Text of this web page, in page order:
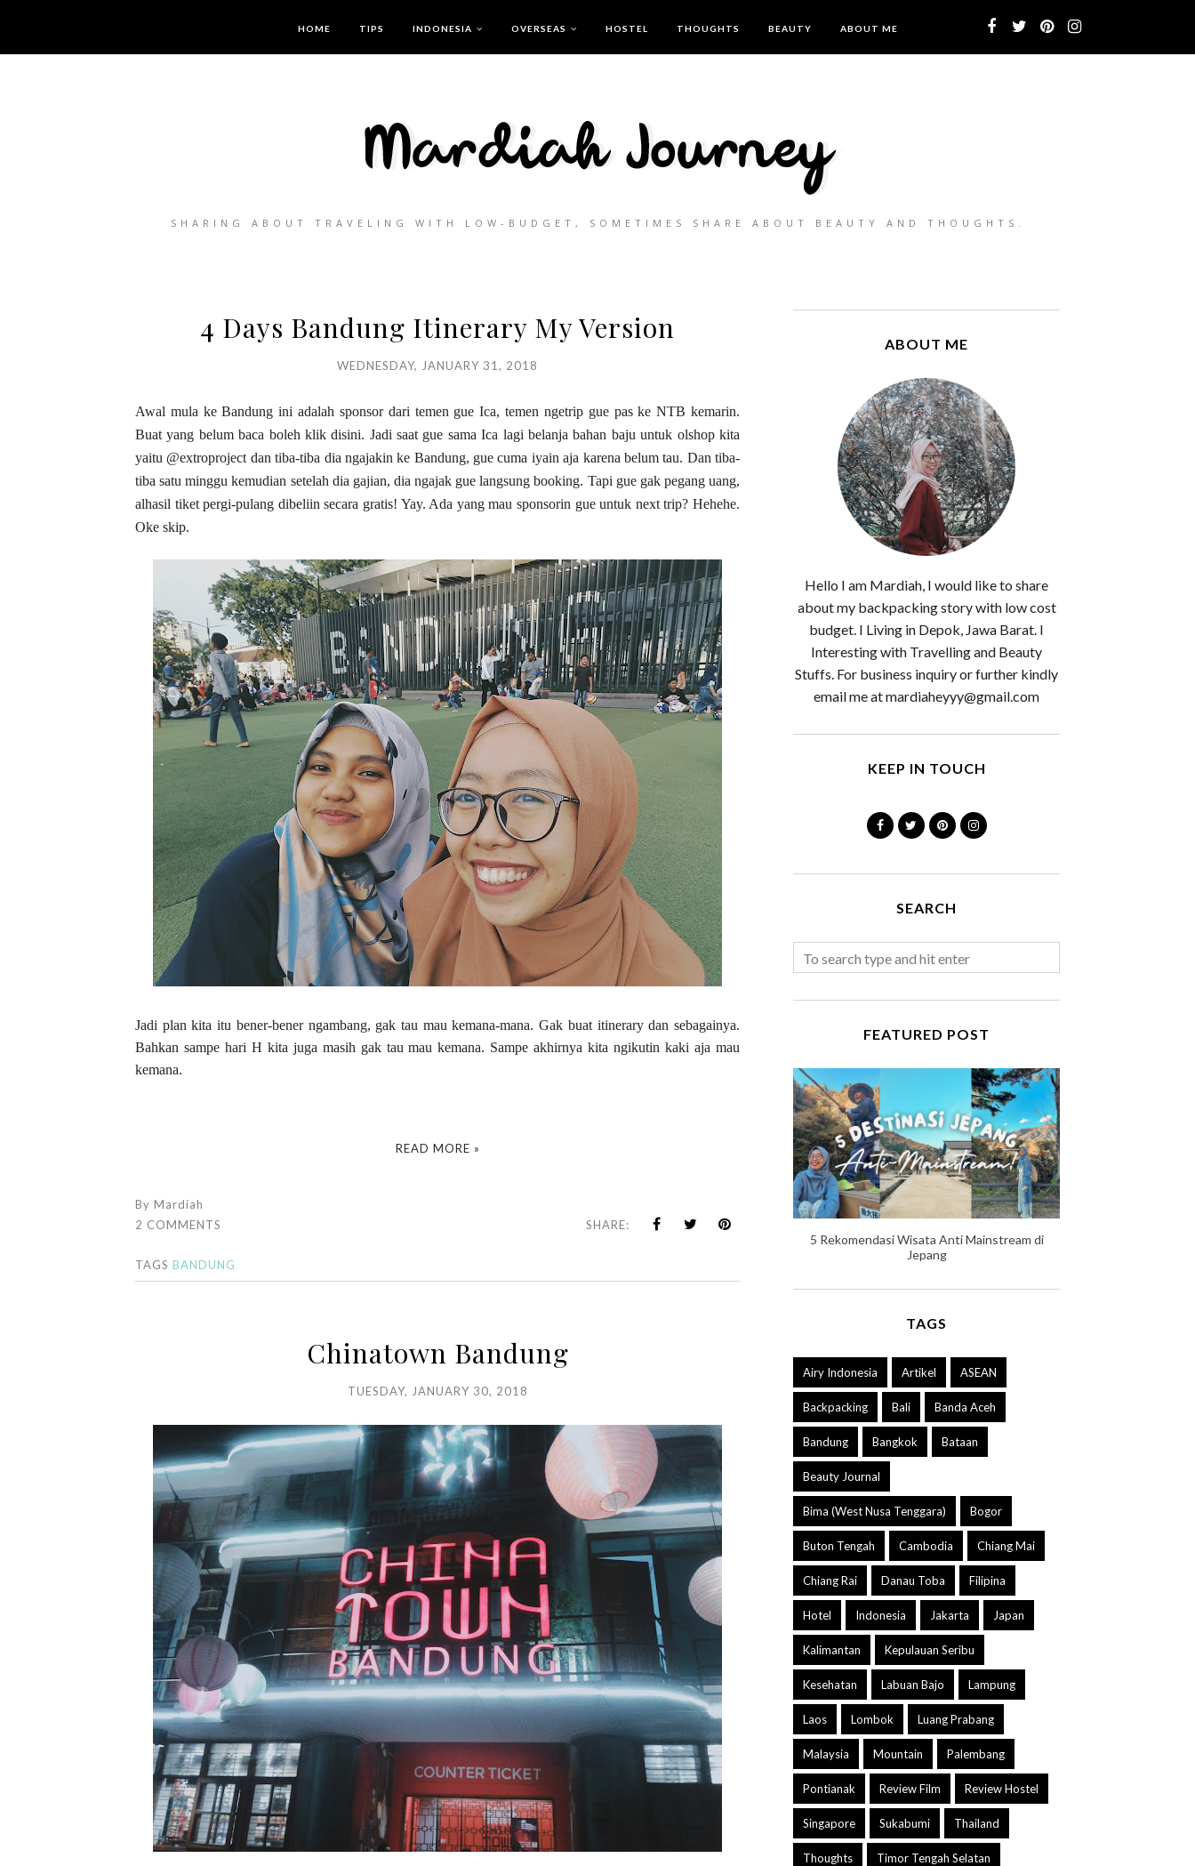
HOME TIPS INDONESIA OVERSEAS HOSTEL THOUGHTS BEAUTY ABOUT ME
SHARING ABOUT TRAVELING WITH LOW-BUDGET, SOMETIMES SHARE ABOUT BEAUTY AND THOUGHTS.
4 Days Bandung Itinerary My Version
WEDNESDAY, JANUARY 31, 2018
Awal mula ke Bandung ini adalah sponsor dari temen gue Ica, temen ngetrip gue pas ke NTB kemarin.
Buat yang belum baca boleh klik disini. Jadi saat gue sama Ica lagi belanja bahan baju untuk olshop kita
yaitu @extroproject dan tiba-tiba dia ngajakin ke Bandung, gue cuma iyain aja karena belum tau. Dan tiba-
tiba satu minggu kemudian setelah dia gajian, dia ngajak gue langsung booking. Tapi gue gak pegang uang,
alhasil tiket pergi-pulang dibeliin secara gratis! Yay. Ada yang mau sponsorin gue untuk next trip? Hehehe.
Oke skip.
Jadi plan kita itu bener-bener ngambang, gak tau mau kemana-mana. Gak buat itinerary dan sebagainya.
Bahkan sampe hari H kita juga masih gak tau mau kemana. Sampe akhirnya kita ngikutin kaki aja mau
kemana.
READ MORE »
By Mardiah
2 COMMENTS
SHARE:
TAGS BANDUNG
Chinatown Bandung
TUESDAY, JANUARY 30, 2018
ABOUT ME
Hello I am Mardiah, I would like to share
about my backpacking story with low cost
budget. I Living in Depok, Jawa Barat. I
Interesting with Travelling and Beauty
Stuffs. For business inquiry or further kindly
email me at mardiaheyyy@gmail.com
KEEP IN TOUCH
SEARCH
FEATURED POST
5 Rekomendasi Wisata Anti Mainstream di
Jepang
TAGS
Airy Indonesia Artikel ASEAN
Backpacking Bali Banda Aceh
Bandung Bangkok Bataan
Beauty Journal
Bima (West Nusa Tenggara) Bogor
Buton Tengah Cambodia Chiang Mai
Chiang Rai Danau Toba Filipina
Hotel Indonesia Jakarta Japan
Kalimantan Kepulauan Seribu
Kesehatan Labuan Bajo Lampung
Laos Lombok Luang Prabang
Malaysia Mountain Palembang
Pontianak Review Film Review Hostel
Singapore Sukabumi Thailand
Thoughts Timor Tengah Selatan